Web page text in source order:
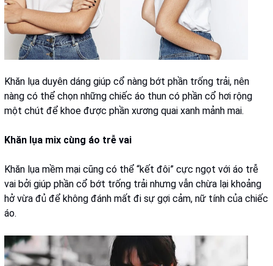
Khăn lụa duyên dáng giúp cổ nàng bớt phần trống trải, nên
nàng có thể chọn những chiếc áo thun có phần cổ hơi rộng
một chút để khoe được phần xương quai xanh mảnh mai.
Khăn lụa mix cùng áo trễ vai
Khăn lụa mềm mại cũng có thể “kết đôi” cực ngọt với áo trễ
vai bởi giúp phần cổ bớt trống trải nhưng vẫn chừa lại khoảng
hở vừa đủ để không đánh mất đi sự gợi cảm, nữ tính của chiếc
áo.